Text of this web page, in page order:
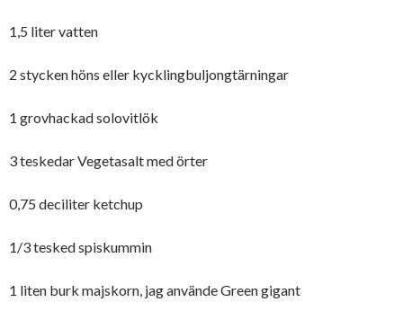
1,5 liter vatten
2 stycken höns eller kycklingbuljongtärningar
1 grovhackad solovitlök
3 teskedar Vegetasalt med örter
0,75 deciliter ketchup
1/3 tesked spiskummin
1 liten burk majskorn, jag använde Green gigant